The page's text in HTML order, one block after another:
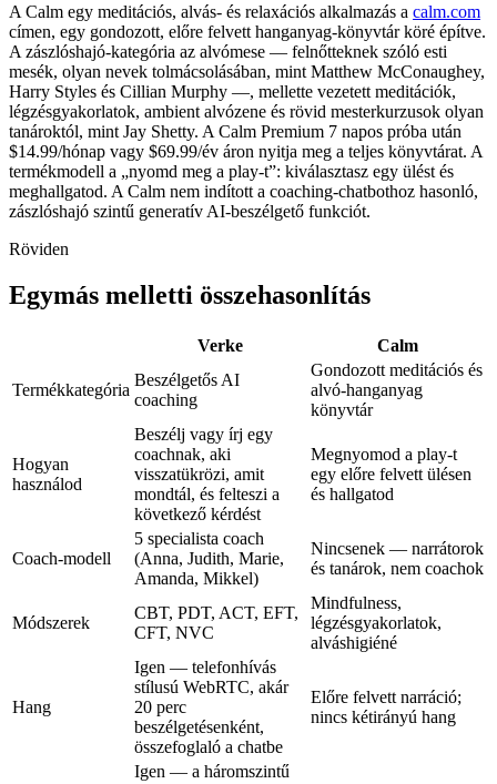
A Calm egy meditációs, alvás- és relaxációs alkalmazás a calm.com
címen, egy gondozott, előre felvett hanganyag-könyvtár köré építve.
A zászlóshajó-kategória az alvómese — felnőtteknek szóló esti
mesék, olyan nevek tolmácsolásában, mint Matthew McConaughey,
Harry Styles és Cillian Murphy —, mellette vezetett meditációk,
légzésgyakorlatok, ambient alvózene és rövid mesterkurzusok olyan
tanároktól, mint Jay Shetty. A Calm Premium 7 napos próba után
$14.99/hónap vagy $69.99/év áron nyitja meg a teljes könyvtárat. A
termékmodell a „nyomd meg a play-t”: kiválasztasz egy ülést és
meghallgatod. A Calm nem indított a coaching-chatbothoz hasonló,
zászlóshajó szintű generatív AI-beszélgető funkciót.
Röviden
Egymás melletti összehasonlítás
Verke Calm
Termékkategória
Beszélgetős AI
coaching
Gondozott meditációs és
alvó-hanganyag
könyvtár
Hogyan
használod
Beszélj vagy írj egy
coachnak, aki
visszatükrözi, amit
mondtál, és felteszi a
következő kérdést
Megnyomod a play-t
egy előre felvett ülésen
és hallgatod
Coach-modell
5 specialista coach
(Anna, Judith, Marie,
Amanda, Mikkel)
Nincsenek — narrátorok
és tanárok, nem coachok
Módszerek
CBT, PDT, ACT, EFT,
CFT, NVC
Mindfulness,
légzésgyakorlatok,
alváshigiéné
Hang
Igen — telefonhívás
stílusú WebRTC, akár
20 perc
beszélgetésenként,
összefoglaló a chatbe
Előre felvett narráció;
nincs kétirányú hang
Igen — a háromszintű